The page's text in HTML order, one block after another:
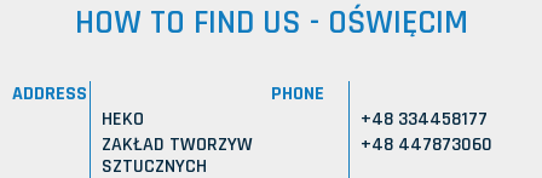
HOW TO FIND US - OŚWIĘCIM
ADDRESS
HEKO
ZAKŁAD TWORZYW
SZTUCZNYCH
PHONE
+48 334458177
+48 447873060